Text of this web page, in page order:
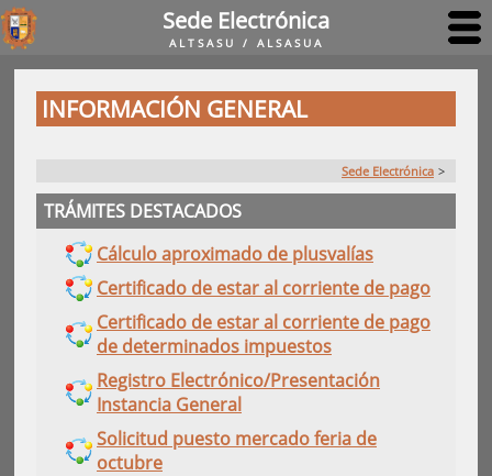
Sede Electrónica
ALTSASU / ALSASUA
INFORMACIÓN GENERAL
Sede Electrónica >
TRÁMITES DESTACADOS
Cálculo aproximado de plusvalías
Certificado de estar al corriente de pago
Certificado de estar al corriente de pago
de determinados impuestos
Registro Electrónico/Presentación
Instancia General
Solicitud puesto mercado feria de
octubre